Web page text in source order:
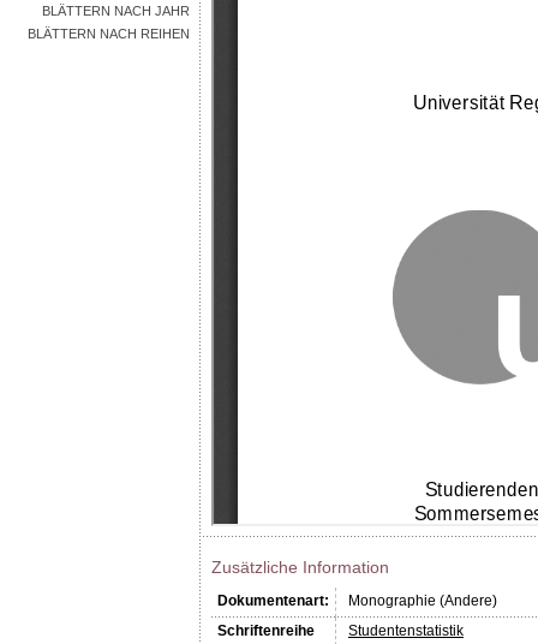
BLÄTTERN NACH JAHR
BLÄTTERN NACH REIHEN
Zusätzliche Information
Dokumentenart:
Monographie (Andere)
Schriftenreihe
Studentenstatistik